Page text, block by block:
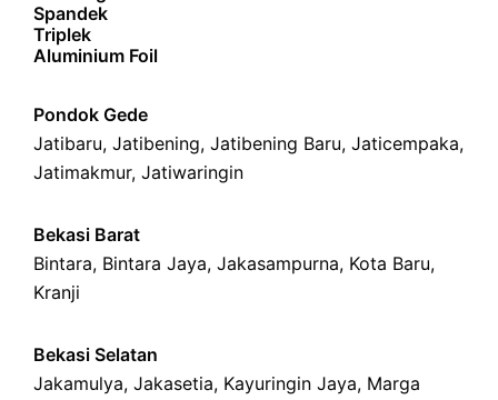
Spandek
Triplek
Aluminium Foil
Pondok Gede
Jatibaru, Jatibening, Jatibening Baru, Jaticempaka,
Jatimakmur, Jatiwaringin
Bekasi Barat
Bintara, Bintara Jaya, Jakasampurna, Kota Baru,
Kranji
Bekasi Selatan
Jakamulya, Jakasetia, Kayuringin Jaya, Marga